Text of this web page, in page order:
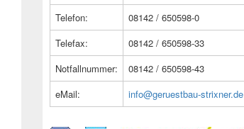
Telefon:
08142 / 650598-0
Telefax:
08142 / 650598-33
Notfallnummer:
08142 / 650598-43
eMail:
info@geruestbau-strixner.de